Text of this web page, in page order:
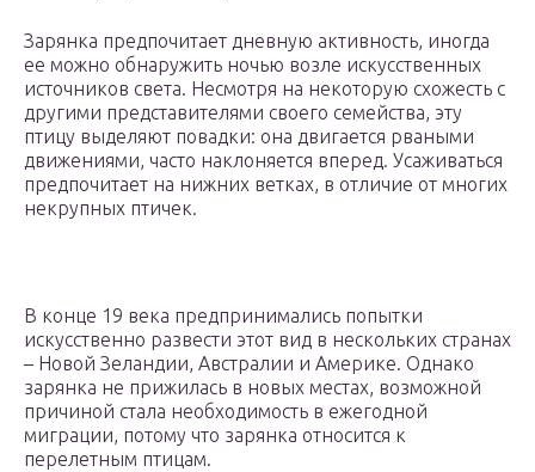
Зарянка предпочитает дневную активность, иногда
ее можно обнаружить ночью возле искусственных
источников света. Несмотря на некоторую схожесть с
другими представителями своего семейства, эту
птицу выделяют повадки: она двигается рваными
движениями, часто наклоняется вперед. Усаживаться
предпочитает на нижних ветках, в отличие от многих
некрупных птичек.
В конце 19 века предпринимались попытки
искусственно развести этот вид в нескольких странах
– Новой Зеландии, Австралии и Америке. Однако
зарянка не прижилась в новых местах, возможной
причиной стала необходимость в ежегодной
миграции, потому что зарянка относится к
перелетным птицам.